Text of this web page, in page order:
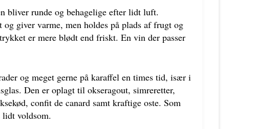
bliver runde og behagelige efter lidt luft.
giver varme, men holdes på plads af frugt og
er mere blødt end friskt. En vin der passer
og meget gerne på karaffel en times tid, især i
Den er oplagt til okseragout, simreretter,
confit de canard samt kraftige oste. Som
lidt voldsom.